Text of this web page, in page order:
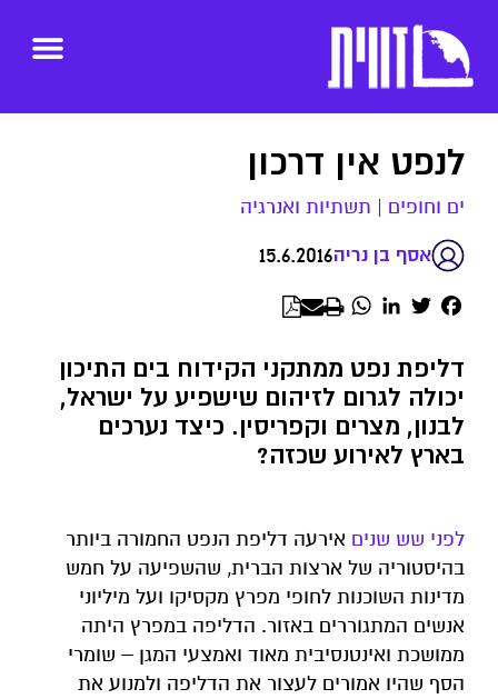
לנפט אין דרכון
ים וחופים | תשתיות ואנרגיה
אסף בן נריה15.6.2016
Facebook
Twitter
LinkedIn
WhatsApp
דליפת נפט ממתקני הקידוח בים התיכון
יכולה לגרום לזיהום שישפיע על ישראל,
לבנון, מצרים וקפריסין. כיצד נערכים
בארץ לאירוע שכזה?
לפני שש שנים אירעה דליפת הנפט החמורה ביותר
בהיסטוריה של ארצות הברית, שהשפיעה על חמש
מדינות השוכנות לחופי מפרץ מקסיקו ועל מיליוני
אנשים המתגוררים באזור. הדליפה במפרץ היתה
ממושכת ואינטנסיבית מאוד ואמצעי המגן – שומרי
הסף שהיו אמורים לעצור את הדליפה ולמנוע את